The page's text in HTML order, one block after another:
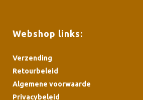
Webshop links:
Verzending
Retourbeleid
Algemene voorwaarde
Privacybeleid